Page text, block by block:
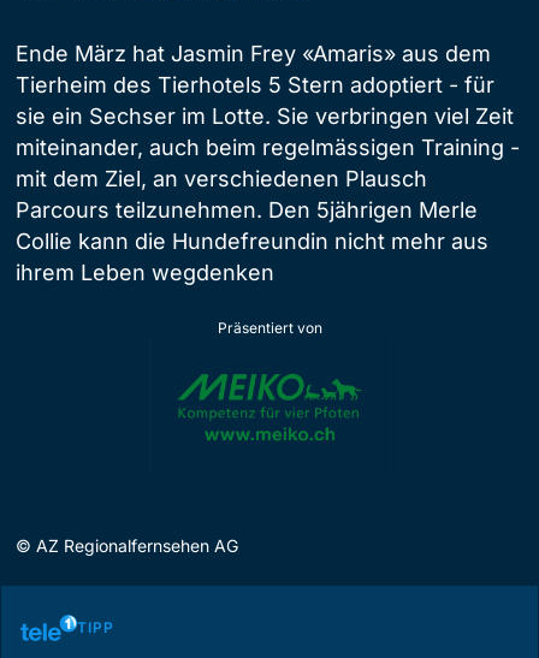
Ende März hat Jasmin Frey «Amaris» aus dem
Tierheim des Tierhotels 5 Stern adoptiert - für
sie ein Sechser im Lotte. Sie verbringen viel Zeit
miteinander, auch beim regelmässigen Training -
mit dem Ziel, an verschiedenen Plausch
Parcours teilzunehmen. Den 5jährigen Merle
Collie kann die Hundefreundin nicht mehr aus
ihrem Leben wegdenken
Präsentiert von
© AZ Regionalfernsehen AG
TIPP